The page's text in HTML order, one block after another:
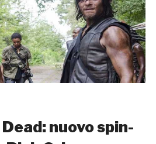
nuovo spin-